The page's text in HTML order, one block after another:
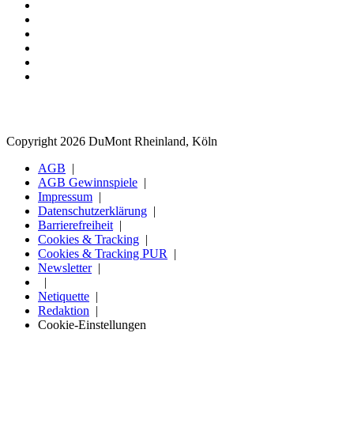
Copyright 2026 DuMont Rheinland, Köln
AGB
AGB Gewinnspiele
Impressum
Datenschutzerklärung
Barrierefreiheit
Cookies & Tracking
Cookies & Tracking PUR
Newsletter
Netiquette
Redaktion
Cookie-Einstellungen